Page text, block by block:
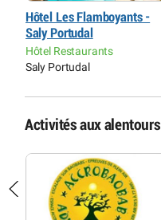
Hôtel Les Flamboyants -
Saly Portudal
Hôtel Restaurants
Saly Portudal
Activités aux alentours